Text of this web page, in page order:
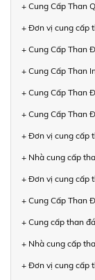
+ Cung Cấp Than
+ Đơn vị cung cấp
+ Cung Cấp Than
+ Cung Cấp Than
+ Cung Cấp Than
+ Cung Cấp Than
+ Đơn vị cung cấp
+ Nhà cung cấp
+ Đơn vị cung cấp
+ Cung Cấp Than
+ Cung cấp than
+ Nhà cung cấp
+ Đơn vị cung cấp